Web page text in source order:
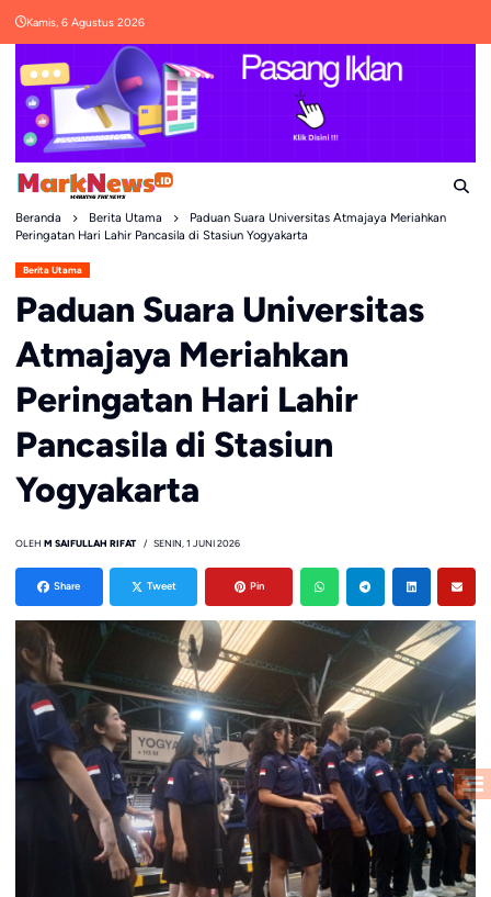
Kamis, 6 Agustus 2026
Beranda Berita Utama
Paduan Suara Universitas Atmajaya Meriahkan
Peringatan Hari Lahir Pancasila di Stasiun Yogyakarta
Berita Utama
Paduan Suara Universitas
Atmajaya Meriahkan
Peringatan Hari Lahir
Pancasila di Stasiun
Yogyakarta
OLEH M SAIFULLAH RIFAT SENIN, 1 JUNI 2026
Share Tweet Pin